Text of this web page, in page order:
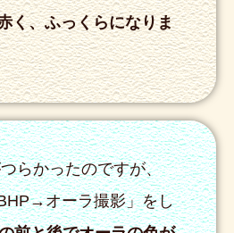
く、ふっくらになりま
らかったのですが、
オーラ撮影」をし